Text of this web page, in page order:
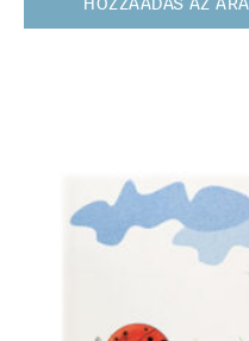
HOZZÁADÁS AZ